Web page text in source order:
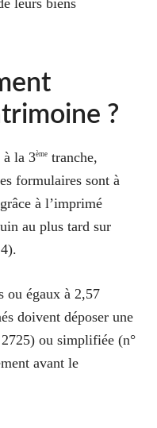
?
à la 3èmetranche,
formulairessont à
à l’imprimé
au plus tard sur
ou égaux à 2,57
doivent déposer une
ou simplifiée(n°
avant le